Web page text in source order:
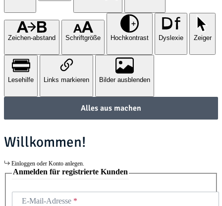
Zeichen-abstand Schriftgröße Hochkontrast Dyslexie Zeiger
Lesehilfe Links markieren Bilder ausblenden
Alles aus machen
Willkommen!
Einloggen oder Konto anlegen.
Anmelden für registrierte Kunden
E-Mail-Adresse